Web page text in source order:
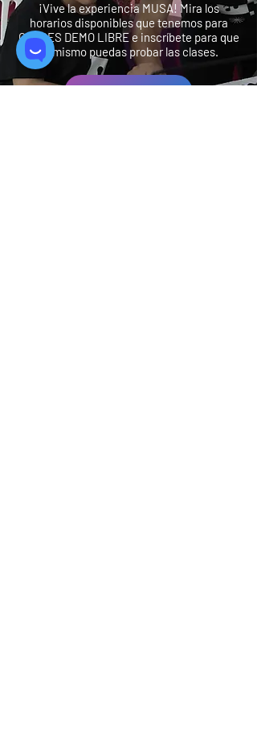
¡Vive la experiencia MUSA! Mira los
horarios disponibles que tenemos para
CLASES DEMO LIBRE e inscríbete para que
tú mismo puedas probar las clases.